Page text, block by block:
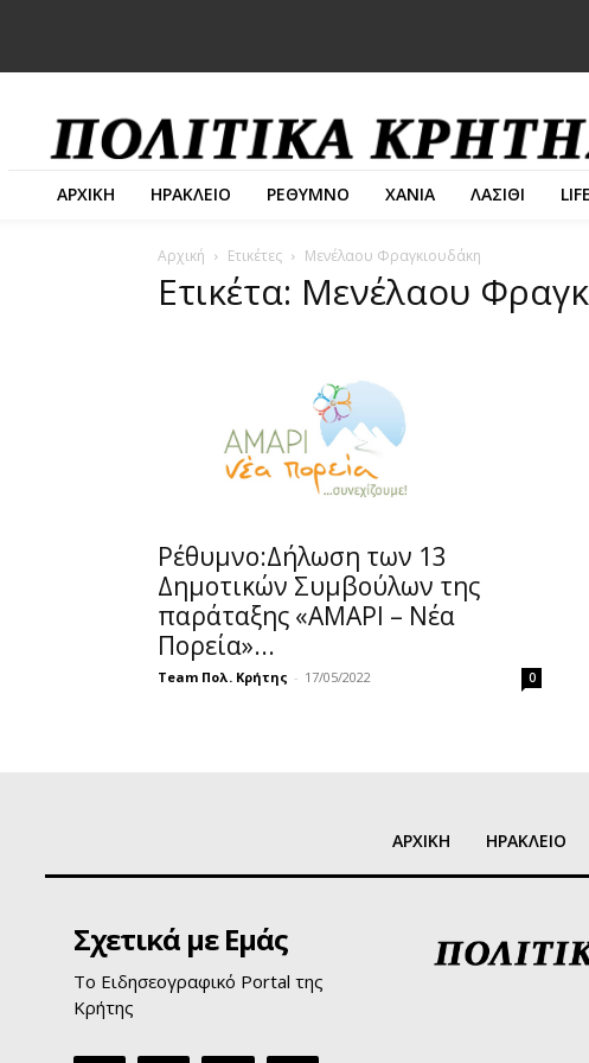
ΑΡΧΙΚΗ ΗΡΑΚΛΕΙΟ ΡΕΘΥΜΝΟ ΧΑΝΙΑ ΛΑΣΙΘΙ
Αρχική Ετικέτες Μενέλαου Φραγκιουδάκη
Ετικέτα: Μενέλαου
Ρέθυμνο:Δήλωση των 13
Δημοτικών Συμβούλων της
παράταξης «ΑΜΑΡΙ – Νέα
Πορεία»...
Team Πολ. Κρήτης - 17/05/2022 0
ΑΡΧΙΚΗ ΗΡΑΚΛΕΙΟ
Σχετικά με Εμάς
Το Ειδησεογραφικό Portal της
Κρήτης